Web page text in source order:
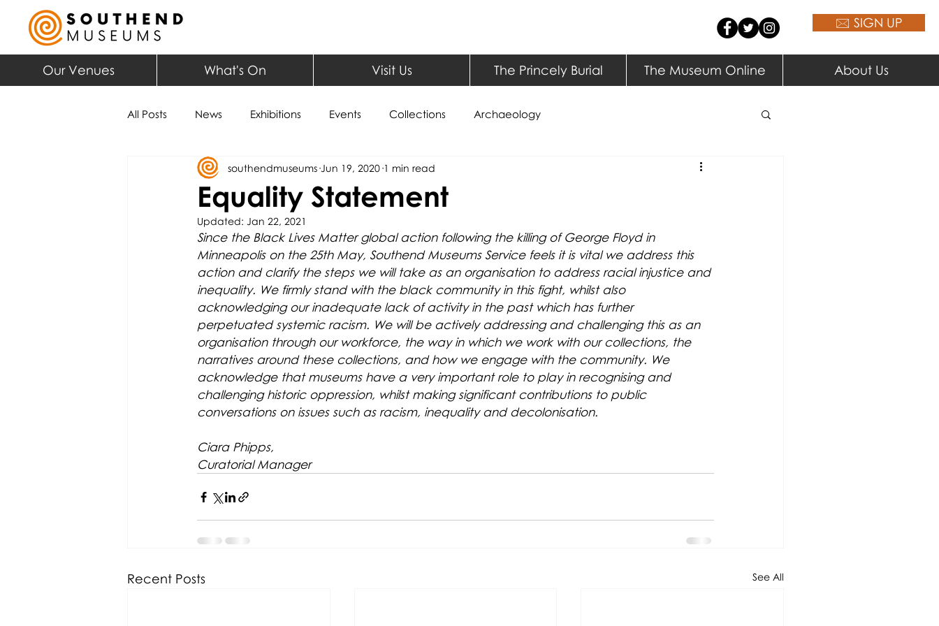
🖂 SIGN UP
Our Venues What's On Visit Us The Princely Burial The Museum Online About Us
All Posts News Exhibitions Events Collections Archaeology
Equality Statement
southendmuseums Jun 19, 2020 1 min read
Updated: Jan 22, 2021
Since the Black Lives Matter global action following the killing of George Floyd in
Minneapolis on the 25th May, Southend Museums Service feels it is vital we address this
action and clarify the steps we will take as an organisation to address racial injustice and
inequality. We firmly stand with the black community in this fight, whilst also
acknowledging our inadequate lack of activity in the past which has further
perpetuated systemic racism. We will be actively addressing and challenging this as an
organisation through our workforce, the way in which we work with our collections, the
narratives around these collections, and how we engage with the community. We
acknowledge that museums have a very important role to play in recognising and
challenging historic oppression, whilst making significant contributions to public
conversations on issues such as racism, inequality and decolonisation.
Ciara Phipps,
Curatorial Manager
Recent Posts See All